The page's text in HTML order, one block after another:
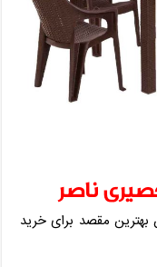
ناصر
بهترین مقصد برای خرید